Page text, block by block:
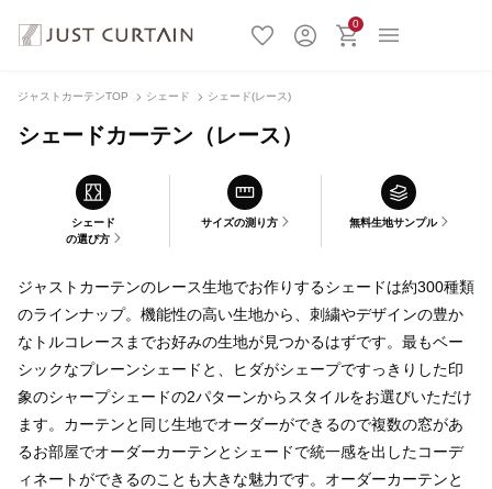
0
ジャストカーテンTOP シェード シェード(レース)
シェードカーテン（レース）
シェード
の選び方
サイズの測り方 無料生地サンプル
ジャストカーテンのレース生地でお作りするシェードは約300種類
のラインナップ。機能性の高い生地から、刺繍やデザインの豊か
なトルコレースまでお好みの生地が見つかるはずです。最もベー
シックなプレーンシェードと、ヒダがシェープですっきりした印
象のシャープシェードの2パターンからスタイルをお選びいただけ
ます。カーテンと同じ生地でオーダーができるので複数の窓があ
るお部屋でオーダーカーテンとシェードで統一感を出したコーデ
ィネートができるのことも大きな魅力です。オーダーカーテンと